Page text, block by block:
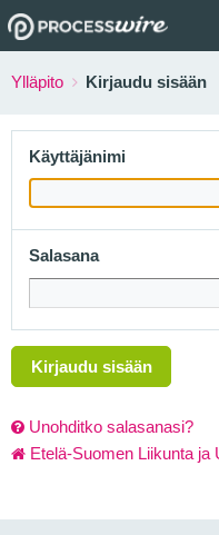
Ylläpito Kirjaudu sisään
Käyttäjänimi
Salasana
Kirjaudu sisään
Unohditko salasanasi?
Etelä-Suomen Liikunta ja